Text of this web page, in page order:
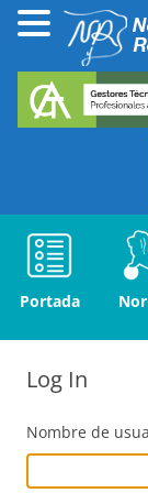
Portada
Log In
Nombre de